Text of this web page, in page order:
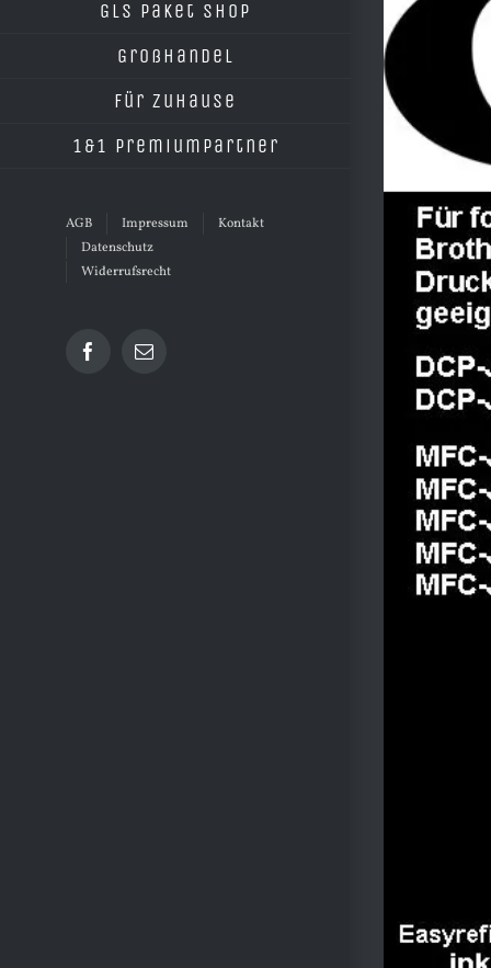
GLS Paket Shop
Großhandel
Für Zuhause
1&1 Premiumpartner
AGB Impressum
Kontakt
Datenschutz
Widerrufsrecht
Facebook
E-
Bild